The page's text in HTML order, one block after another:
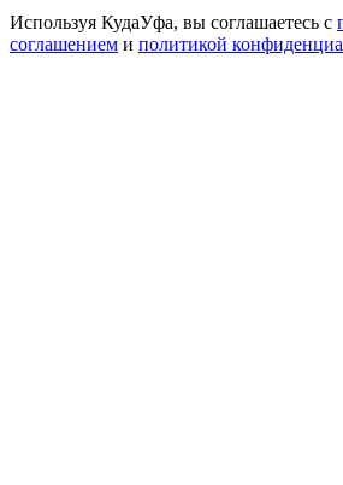
Используя КудаУфа, вы соглашаетесь с
соглашением и политикой